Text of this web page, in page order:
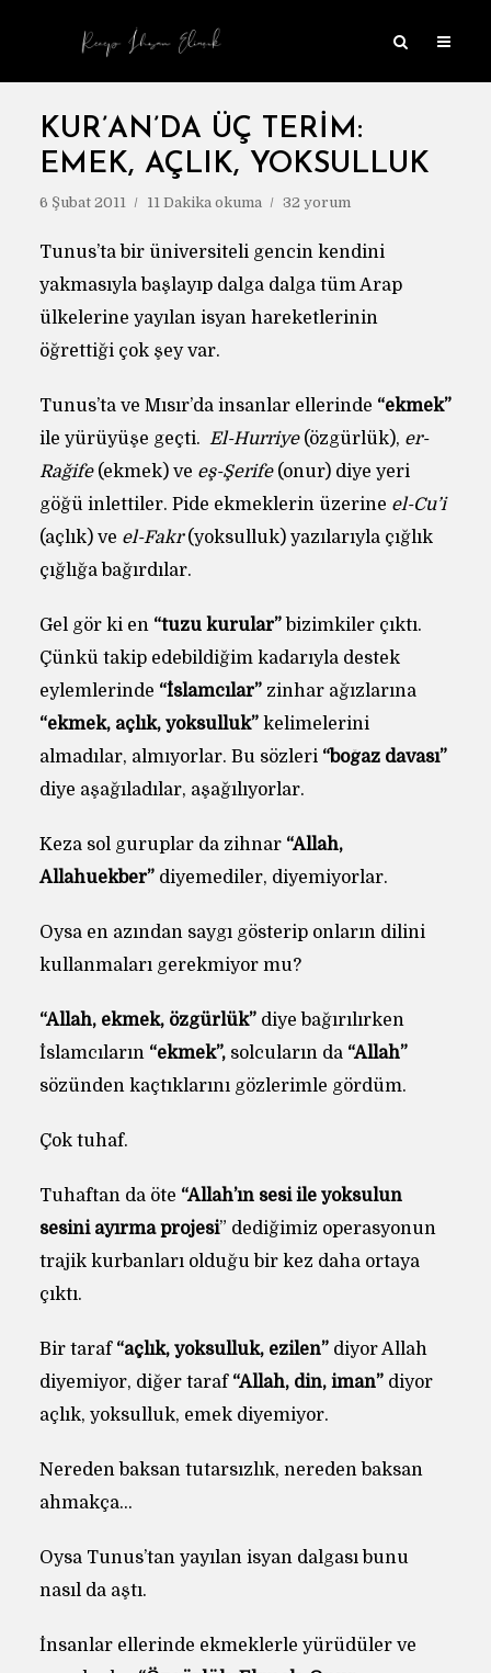
KUR’AN’DA ÜÇ TERIM:
EMEK, AÇLIK, YOKSULLUK
6 Şubat 2011 11 Dakika okuma 32 yorum
Tunus’ta bir üniversiteli gencin kendini
yakmasıyla başlayıp dalga dalga tüm Arap
ülkelerine yayılan isyan hareketlerinin
öğrettiği çok şey var.
Tunus’ta ve Mısır’da insanlar ellerinde “ekmek”
ile yürüyüşe geçti. El-Hurriye(özgürlük), er-
Rağife(ekmek) ve eş-Şerife(onur) diye yeri
göğü inlettiler. Pide ekmeklerin üzerine el-Cu’i
(açlık) ve el-Fakr(yoksulluk) yazılarıyla çığlık
çığlığa bağırdılar.
Gel gör ki en “tuzu kurular”bizimkiler çıktı.
Çünkü takip edebildiğim kadarıyla destek
eylemlerinde “İslamcılar”zinhar ağızlarına
“ekmek, açlık, yoksulluk”kelimelerini
almadılar, almıyorlar. Bu sözleri “boğaz davası”
diye aşağıladılar, aşağılıyorlar.
Keza sol guruplar da zihnar “Allah,
Allahuekber”diyemediler, diyemiyorlar.
Oysa en azından saygı gösterip onların dilini
kullanmaları gerekmiyor mu?
“Allah, ekmek, özgürlük”diye bağırılırken
İslamcıların “ekmek”,solcuların da “Allah”
sözünden kaçtıklarını gözlerimle gördüm.
Çok tuhaf.
Tuhaftan da öte “Allah’ın sesi ile yoksulun
sesini ayırma projesi” dediğimiz operasyonun
trajik kurbanları olduğu bir kez daha ortaya
çıktı.
Bir taraf “açlık, yoksulluk, ezilen”diyor Allah
diyemiyor, diğer taraf “Allah, din, iman” diyor
açlık, yoksulluk, emek diyemiyor.
Nereden baksan tutarsızlık, nereden baksan
ahmakça…
Oysa Tunus’tan yayılan isyan dalgası bunu
nasıl da aştı.
İnsanlar ellerinde ekmeklerle yürüdüler ve